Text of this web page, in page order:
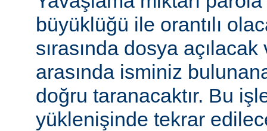
büyüklüğü ile orantılı
sırasında dosya açılacak
arasında isminiz
doğru taranacaktır. Bu
yüklenişinde tekrar